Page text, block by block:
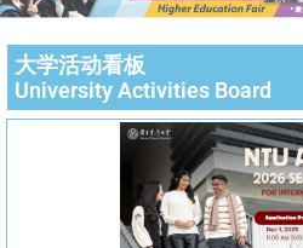
大学活动看板
University Activities Board